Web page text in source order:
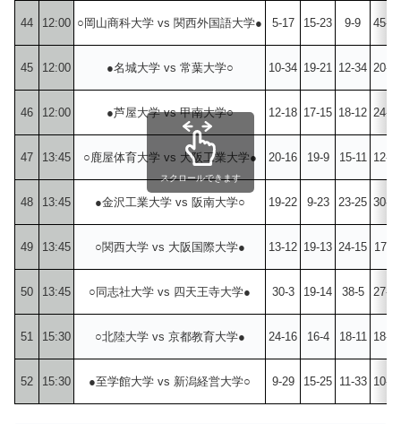
44 12:00 ○岡山商科大学 vs 関西外国語大学● 5-17 15-23 9-9 45-16
45 12:00 ●名城大学 vs 常葉大学○ 10-34 19-21 12-34 20-25
46 12:00 ●芦屋大学 vs 甲南大学○ 12-18 17-15 18-12 24-28
47 13:45 ○鹿屋体育大学 vs 大阪工業大学● 20-16 19-9 15-11 12-16
48 13:45 ●金沢工業大学 vs 阪南大学○ 19-22 9-23 23-25 30-14
49 13:45 ○関西大学 vs 大阪国際大学● 13-12 19-13 24-15 17-11
50 13:45 ○同志社大学 vs 四天王寺大学● 30-3 19-14 38-5 27-13
51 15:30 ○北陸大学 vs 京都教育大学● 24-16 16-4 18-11 18-25
52 15:30 ●至学館大学 vs 新潟経営大学○ 9-29 15-25 11-33 10-24
スクロールできます